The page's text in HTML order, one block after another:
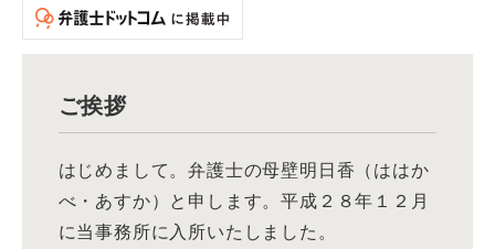
ご挨拶
はじめまして。弁護士の母壁明日香（ははか
べ・あすか）と申します。平成２８年１２月
に当事務所に入所いたしました。